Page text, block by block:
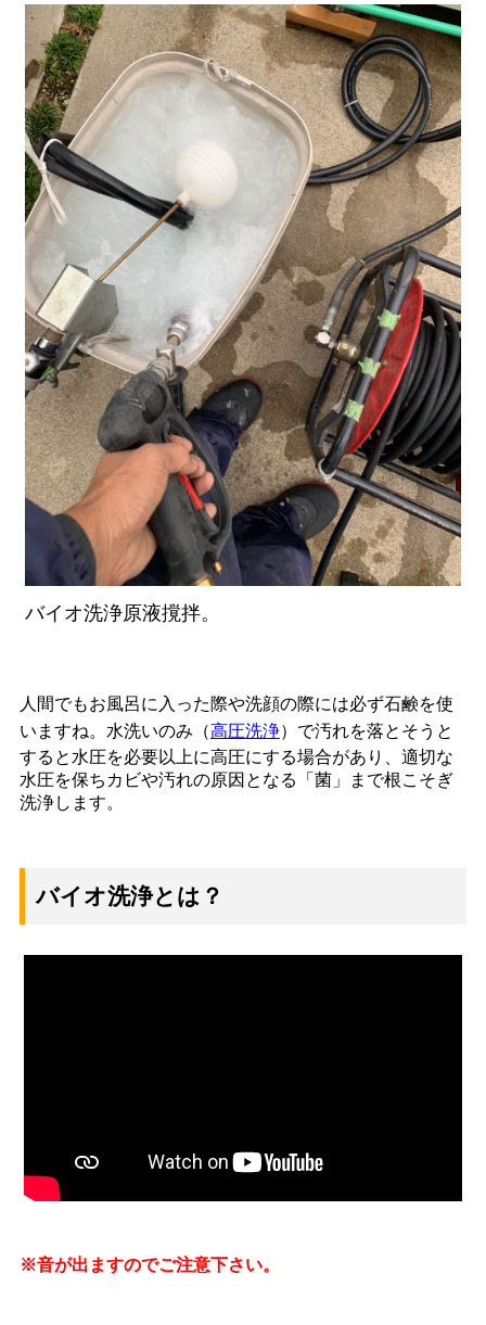
バイオ洗浄原液撹拌。
人間でもお風呂に入った際や洗顔の際には必ず石鹸を使
いますね。水洗いのみ（高圧洗浄）で汚れを落とそうと
すると水圧を必要以上に高圧にする場合があり、適切な
水圧を保ちカビや汚れの原因となる「菌」まで根こそぎ
洗浄します。
バイオ洗浄とは？
※音が出ますのでご注意下さい。